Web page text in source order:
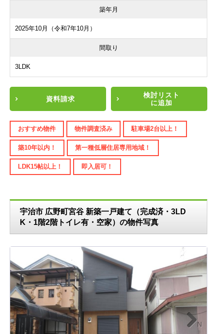
築年月
2025年10月（令和7年10月）
間取り
3LDK
資料請求
検討リスト
に追加
おすすめ物件 物件調査済み 駐車場2台以上！
築10年以内！ 第一種低層住居専用地域！
LDK15帖以上！ 即入居可！
宇治市 広野町宮谷 新築一戸建て（完成済・3LD
K・1階2階トイレ有・空家）の物件写真
N